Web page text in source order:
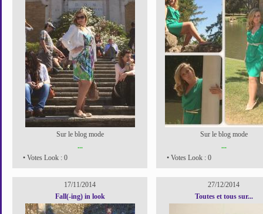
Sur le blog mode
...
• Votes Look : 0
Sur le blog mode
...
• Votes Look : 0
17/11/2014
Fall(-ing) in look
27/12/2014
Toutes et tous sur...